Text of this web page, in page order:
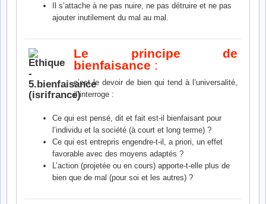
Il s’attache à ne pas nuire, ne pas détruire et ne pas
ajouter inutilement du mal au mal.
Le principe de
bienfaisance :
c’est le devoir de bien qui tend à l’universalité,
il interroge :
Ce qui est pensé, dit et fait est-il bienfaisant pour
l’individu et la société (à court et long terme) ?
Ce qui est entrepris engendre-t-il, a priori, un effet
favorable avec des moyens adaptés ?
L’action (projetée ou en cours) apporte-t-elle plus de
bien que de mal (pour soi et les autres) ?